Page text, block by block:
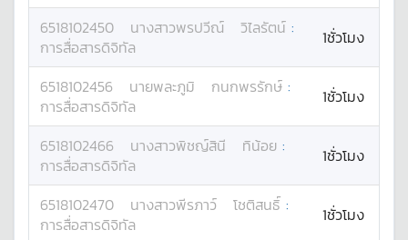
6518102450 นางสาวพรปวีณ์ วิไลรัตน์ :
การสื่อสารดิจิทัล
1ชั่วโมง
6518102456 นายพละภูมิ กนกพรรักษ์ :
การสื่อสารดิจิทัล
1ชั่วโมง
6518102466 นางสาวพิชญ์สินี ทิน้อย :
การสื่อสารดิจิทัล
1ชั่วโมง
6518102470 นางสาวพีรภาว์ โชติสนธิ์ :
การสื่อสารดิจิทัล
1ชั่วโมง